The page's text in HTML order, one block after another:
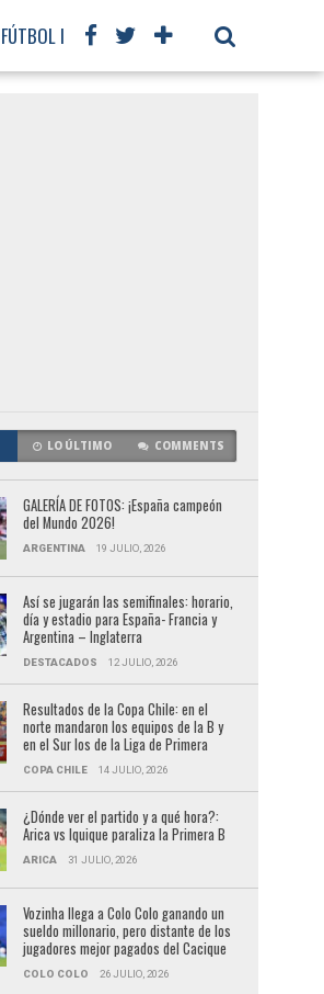
FÚTBOL INTERNACIONAL
LO ÚLTIMO COMMENTS
GALERÍA DE FOTOS: ¡España campeón
del Mundo 2026!
ARGENTINA 19 JULIO, 2026
Así se jugarán las semifinales: horario,
día y estadio para España- Francia y
Argentina – Inglaterra
DESTACADOS 12 JULIO, 2026
Resultados de la Copa Chile: en el
norte mandaron los equipos de la B y
en el Sur los de la Liga de Primera
COPA CHILE 14 JULIO, 2026
¿Dónde ver el partido y a qué hora?:
Arica vs Iquique paraliza la Primera B
ARICA 31 JULIO, 2026
Vozinha llega a Colo Colo ganando un
sueldo millonario, pero distante de los
jugadores mejor pagados del Cacique
COLO COLO 26 JULIO, 2026